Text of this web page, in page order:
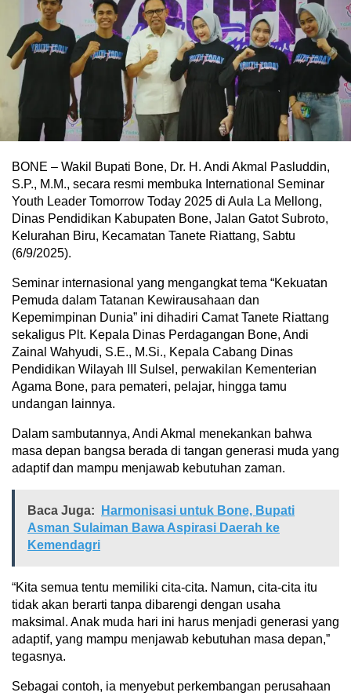
BONE – Wakil Bupati Bone, Dr. H. Andi Akmal Pasluddin,
S.P., M.M., secara resmi membuka International Seminar
Youth Leader Tomorrow Today 2025 di Aula La Mellong,
Dinas Pendidikan Kabupaten Bone, Jalan Gatot Subroto,
Kelurahan Biru, Kecamatan Tanete Riattang, Sabtu
(6/9/2025).
Seminar internasional yang mengangkat tema “Kekuatan
Pemuda dalam Tatanan Kewirausahaan dan
Kepemimpinan Dunia” ini dihadiri Camat Tanete Riattang
sekaligus Plt. Kepala Dinas Perdagangan Bone, Andi
Zainal Wahyudi, S.E., M.Si., Kepala Cabang Dinas
Pendidikan Wilayah III Sulsel, perwakilan Kementerian
Agama Bone, para pemateri, pelajar, hingga tamu
undangan lainnya.
Dalam sambutannya, Andi Akmal menekankan bahwa
masa depan bangsa berada di tangan generasi muda yang
adaptif dan mampu menjawab kebutuhan zaman.
Baca Juga:
Harmonisasi untuk Bone, Bupati
Asman Sulaiman Bawa Aspirasi Daerah ke
Kemendagri
“Kita semua tentu memiliki cita-cita. Namun, cita-cita itu
tidak akan berarti tanpa dibarengi dengan usaha
maksimal. Anak muda hari ini harus menjadi generasi yang
adaptif, yang mampu menjawab kebutuhan masa depan,”
tegasnya.
Sebagai contoh, ia menyebut perkembangan perusahaan